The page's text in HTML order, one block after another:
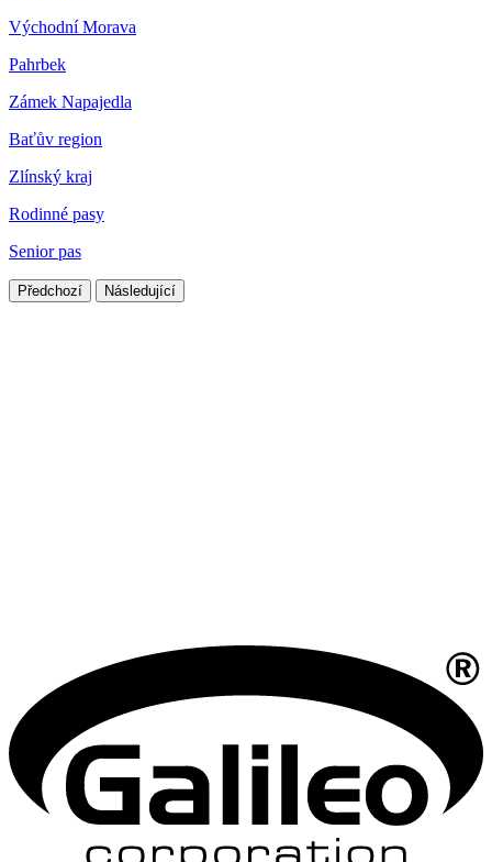
Východní Morava
Pahrbek
Zámek Napajedla
Baťův region
Zlínský kraj
Rodinné pasy
Senior pas
Předchozí Následující